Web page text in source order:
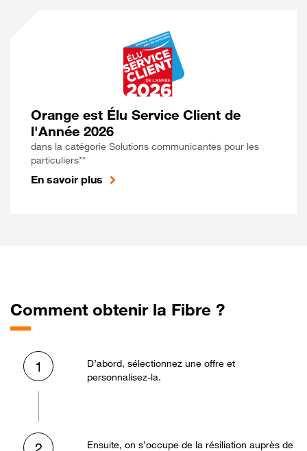
Orange est Élu Service Client de
l'Année 2026
dans la catégorie Solutions communicantes pour les
particuliers**
En savoir plus
Comment obtenir la Fibre ?
1
D’abord, sélectionnez une offre et
personnalisez-la.
Ensuite, on s’occupe de la résiliation auprès de